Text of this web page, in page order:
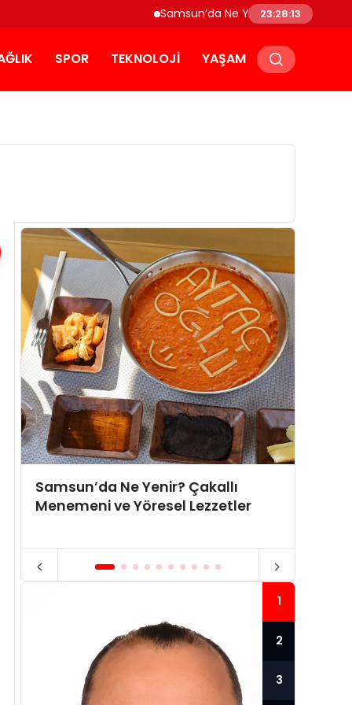
Samsun’da Ne Yenir? Çakallı
23:28:14
SPOR TEKNOLOJI YAŞAM
Samsun’da Ne Yenir? Çakallı
Menemeni ve Yöresel Lezzetler
1
2
3